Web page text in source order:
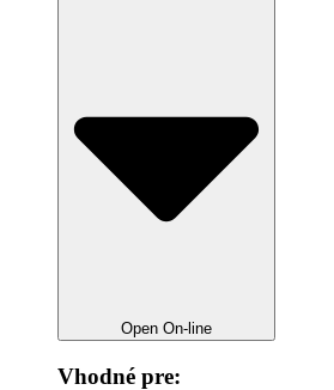
Open On-line
Vhodné pre: